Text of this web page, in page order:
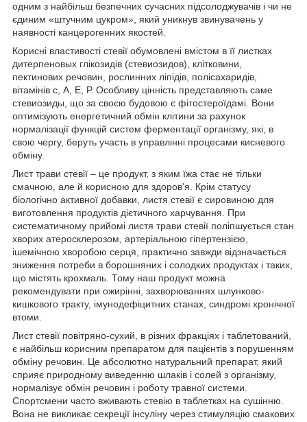
одним з найбільш безпечних сучасних підсолоджувачів і чи не
єдиним «штучним цукром», який уникнув звинувачень у
наявності канцерогенних якостей.
Корисні властивості стевії обумовлені вмістом в її листках
дитерпеновых глікозидів (стевиозидов), клітковини,
пектинових речовин, рослинних ліпідів, полісахаридів,
вітамінів с, А, Е, Р. Особливу цінність представляють саме
стевиозиды, що за своєю будовою є фітостероїдамі. Вони
оптимізують енергетичний обмін клітини за рахунок
нормалізації функцій систем ферментації організму, які, в
свою чергу, беруть участь в управлінні процесами кисневого
обміну.
Лист трави стевії – це продукт, з яким їжа стає не тільки
смачною, але й корисною для здоров'я. Крім статусу
біологічно активної добавки, листя стевії є сировиною для
виготовлення продуктів дієтичного харчування. При
систематичному прийомі листя трави стевії поліпшується стан
хворих атеросклерозом, артеріальною гіпертензією,
ішемічною хворобою серця, практично завжди відзначається
зниження потреби в борошняних і солодких продуктах і таких,
що містять крохмаль. Тому наш продукт можна
рекомендувати при ожирінні, захворюваннях шлунково-
кишкового тракту, імунодефіцитних станах, синдромі хронічної
втоми.
Лист стевії повітряно-сухий, в різних фракціях і таблетований,
є найбільш корисним препаратом для пацієнтів з порушенням
обміну речовин. Це абсолютно натуральний препарат, який
сприяє природному виведенню шлаків і солей з організму,
нормалізує обмін речовин і роботу травної системи.
Спортсмени часто вживають стевію в таблетках на сушінню.
Вона не викликає секреції інсуліну через стимуляцію смакових